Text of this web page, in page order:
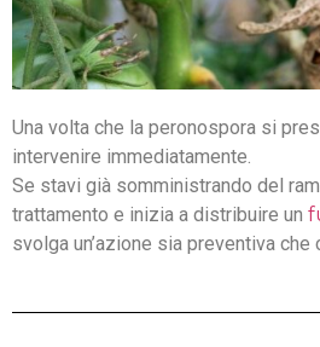
Una volta che la peronospora si
intervenire immediatamente.
Se stavi già somministrando del
trattamento e inizia a distribuire un
svolga un’azione sia preventiva che